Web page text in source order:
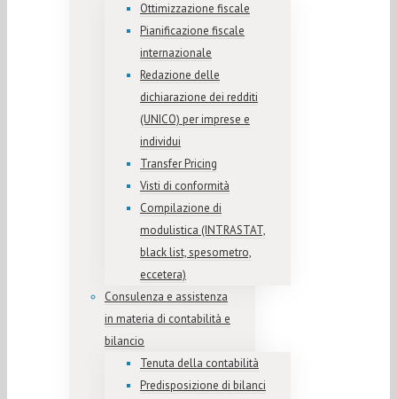
Ottimizzazione fiscale
Pianificazione fiscale
internazionale
Redazione delle
dichiarazione dei redditi
(UNICO) per imprese e
individui
Transfer Pricing
Visti di conformità
Compilazione di
modulistica (INTRASTAT,
black list, spesometro,
eccetera)
Consulenza e assistenza
in materia di contabilità e
bilancio
Tenuta della contabilità
Predisposizione di bilanci